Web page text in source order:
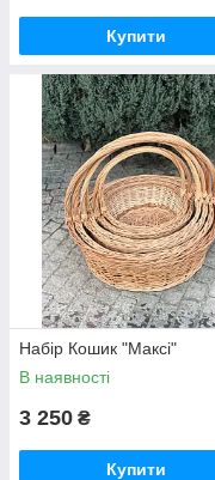
Купити
Набір Кошик "Максі"
В наявності
3 250 ₴
Купити